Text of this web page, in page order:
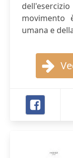
movimento
umana e